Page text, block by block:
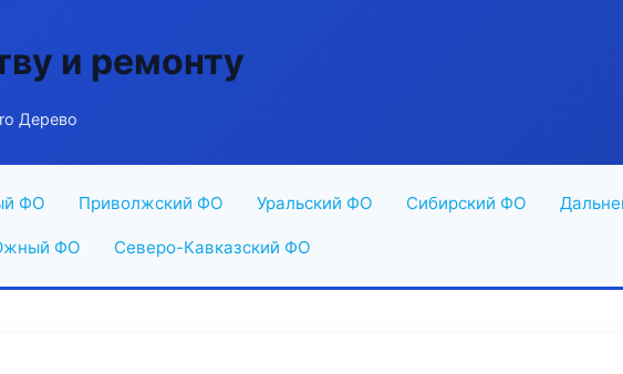
и ремонту
Дерево
ФО Приволжский ФО Уральский ФО Сибирский ФО
ФО Северо-Кавказский ФО